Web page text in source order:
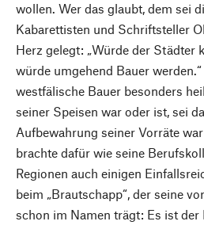
wollen. Wer das glaubt, dem sei
Kabarettisten und Schriftsteller
Herz gelegt: „Würde der Städter
würde umgehend Bauer
westfälische Bauer besonders
seiner Speisen war oder ist, sei
Aufbewahrung seiner Vorräte
brachte dafür wie seine
Regionen auch einigen
beim „Brautschapp“, der seine
schon im Namen trägt: Es ist der